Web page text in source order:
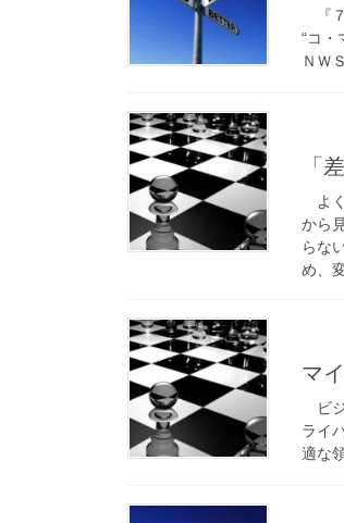
『
“コ・
ＮＷ
「
よ
から
らな
め、
マ
ビ
ライ
適な